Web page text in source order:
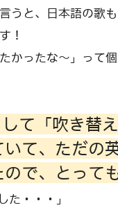
うと、日本語の歌
！
かったな〜」って
て「吹き替
て、ただの
で、とって
た・・・」